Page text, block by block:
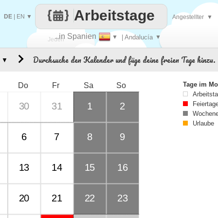
Jeden
..in Spanien ▼ | Andalucía ▼
Arbeitstage
DE EN ▼ Angestellter ▼
Durchsuche den Kalender und füge deine freien Tage hinzu.
Do Fr Sa So
30 31 1 2
6 7 8 9
13 14 15 16
20 21 22 23
▼
Tage im
Urlaube